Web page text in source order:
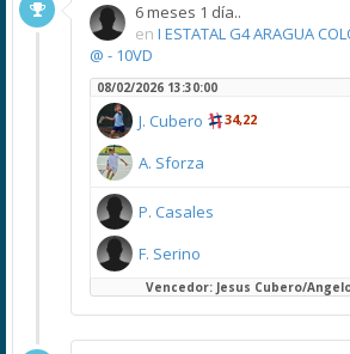
6 meses 1 día..
en I ESTATAL G4 ARAGUA
@ - 10VD
08/02/2026 13:30:00
J. Cubero 34,22
A. Sforza
P. Casales
F. Serino
Vencedor: Jesus Cubero/